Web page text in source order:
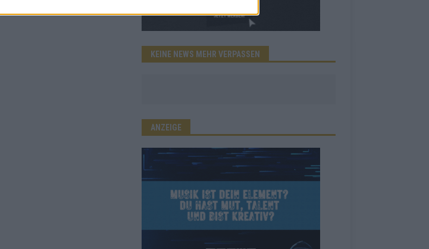
KEINE NEWS MEHR VERPASSEN
ANZEIGE